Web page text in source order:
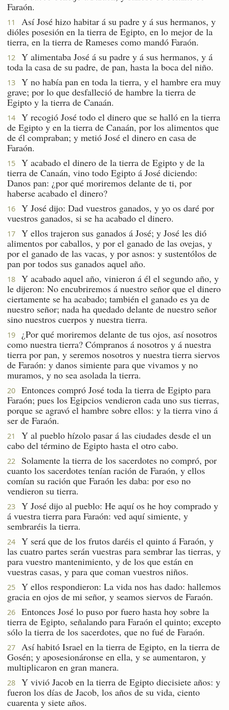
Faraón.
11
Así José hizo habitar á su padre y á sus hermanos, y
dióles posesión en la tierra de Egipto, en lo mejor de la
tierra, en la tierra de Rameses como mandó Faraón.
12
Y alimentaba José á su padre y á sus hermanos, y á
toda la casa de su padre, de pan, hasta la boca del niño.
13
Y no había pan en toda la tierra, y el hambre era muy
grave; por lo que desfalleció de hambre la tierra de
Egipto y la tierra de Canaán.
14
Y recogió José todo el dinero que se halló en la tierra
de Egipto y en la tierra de Canaán, por los alimentos que
de él compraban; y metió José el dinero en casa de
Faraón.
15
Y acabado el dinero de la tierra de Egipto y de la
tierra de Canaán, vino todo Egipto á José diciendo:
Danos pan: ¿por qué moriremos delante de ti, por
haberse acabado el dinero?
16
Y José dijo: Dad vuestros ganados, y yo os daré por
vuestros ganados, si se ha acabado el dinero.
17
Y ellos trajeron sus ganados á José; y José les dió
alimentos por caballos, y por el ganado de las ovejas, y
por el ganado de las vacas, y por asnos: y sustentólos de
pan por todos sus ganados aquel año.
18
Y acabado aquel año, vinieron á él el segundo año, y
le dijeron: No encubriremos á nuestro señor que el dinero
ciertamente se ha acabado; también el ganado es ya de
nuestro señor; nada ha quedado delante de nuestro señor
sino nuestros cuerpos y nuestra tierra.
19
¿Por qué moriremos delante de tus ojos, así nosotros
como nuestra tierra? Cómpranos á nosotros y á nuestra
tierra por pan, y seremos nosotros y nuestra tierra siervos
de Faraón: y danos simiente para que vivamos y no
muramos, y no sea asolada la tierra.
20
Entonces compró José toda la tierra de Egipto para
Faraón; pues los Egipcios vendieron cada uno sus tierras,
porque se agravó el hambre sobre ellos: y la tierra vino á
ser de Faraón.
21
Y al pueblo hízolo pasar á las ciudades desde el un
cabo del término de Egipto hasta el otro cabo.
22
Solamente la tierra de los sacerdotes no compró, por
cuanto los sacerdotes tenían ración de Faraón, y ellos
comían su ración que Faraón les daba: por eso no
vendieron su tierra.
23
Y José dijo al pueblo: He aquí os he hoy comprado y
á vuestra tierra para Faraón: ved aquí simiente, y
sembraréis la tierra.
24
Y será que de los frutos daréis el quinto á Faraón, y
las cuatro partes serán vuestras para sembrar las tierras, y
para vuestro mantenimiento, y de los que están en
vuestras casas, y para que coman vuestros niños.
25
Y ellos respondieron: La vida nos has dado: hallemos
gracia en ojos de mi señor, y seamos siervos de Faraón.
26
Entonces José lo puso por fuero hasta hoy sobre la
tierra de Egipto, señalando para Faraón el quinto; excepto
sólo la tierra de los sacerdotes, que no fué de Faraón.
27
Así habitó Israel en la tierra de Egipto, en la tierra de
Gosén; y aposesionáronse en ella, y se aumentaron, y
multiplicaron en gran manera.
28
Y vivió Jacob en la tierra de Egipto diecisiete años: y
fueron los días de Jacob, los años de su vida, ciento
cuarenta y siete años.